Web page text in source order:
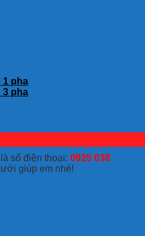
1 pha
3 pha
số điện thoại: 0925 038
giúp em nhé!